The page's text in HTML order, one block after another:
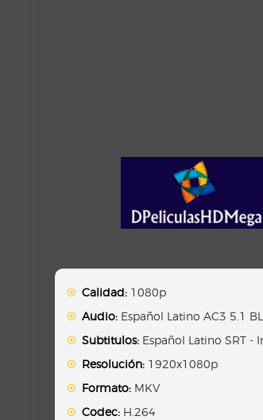
Calidad: 1080p
Audio: Español Latino AC3 5.1
Subtitulos: Español Latino SRT -
Resolución: 1920x1080p
Formato: MKV
Codec: H.264